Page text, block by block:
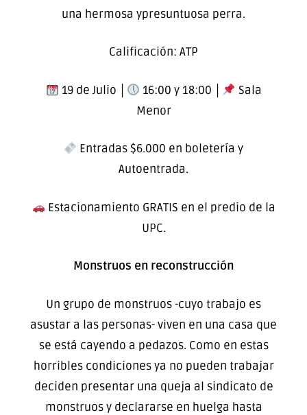
una hermosa ypresuntuosa perra.
Calificación: ATP
19 de Julio │ 16:00 y 18:00 │
Sala
Menor
Entradas $6.000 en boletería y
Autoentrada.
Estacionamiento GRATIS en el predio de la
UPC.
Monstruos en reconstrucción
Un grupo de monstruos -cuyo trabajo es
asustar a las personas- viven en una casa que
se está cayendo a pedazos. Como en estas
horribles condiciones ya no pueden trabajar
deciden presentar una queja al sindicato de
monstruos y declararse en huelga hasta